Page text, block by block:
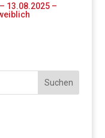
13.08.2025 –
Suchen